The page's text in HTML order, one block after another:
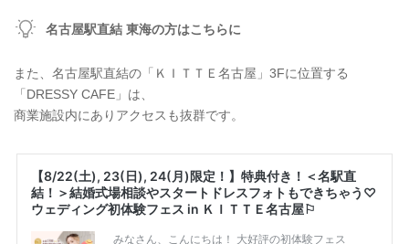
名古屋駅直結 東海の方はこちらに
また、名古屋駅直結の「ＫＩＴＴＥ名古屋」3Fに位置する
「DRESSY CAFE」は、
商業施設内にありアクセスも抜群です。